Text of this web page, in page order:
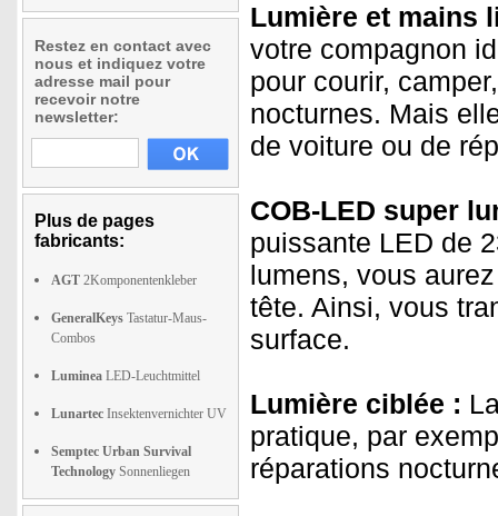
Restez en contact avec
nous et indiquez votre
adresse mail pour
recevoir notre
newsletter:
Plus de pages
fabricants:
AGT 2Komponentenkleber
GeneralKeys Tastatur-Maus-
Combos
Luminea LED-Leuchtmittel
Lunartec Insektenvernichter UV
Semptec Urban Survival
Technology Sonnenliegen
Lumière et mains
votre compagnon
pour courir,
nocturnes. Mais
de voiture ou de
COB-LED super
puissante LED de
lumens, vous
tête. Ainsi, vous
surface.
Lumière ciblée :
pratique, par
réparations